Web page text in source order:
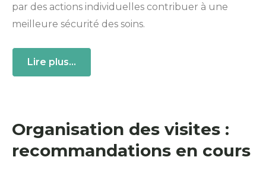
par des actions individuelles contribuer à une
meilleure sécurité des soins.
Lire plus...
Organisation des visites :
recommandations en cours